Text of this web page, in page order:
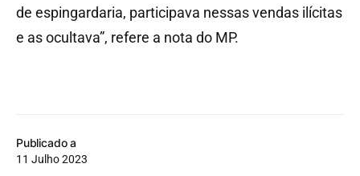
Publicado a
11 Julho 2023
de espingardaria, participava nessas vendas ilícitas
e as ocultava”, refere a nota do MP.